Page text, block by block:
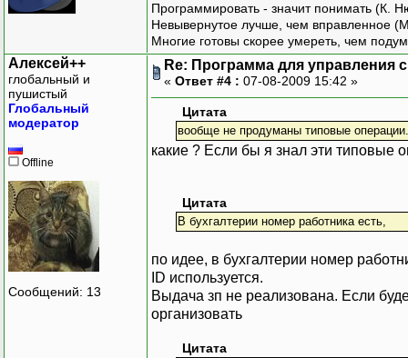
Программировать - значит понимать (К.
Невывернутое лучше, чем вправленное
Многие готовы скорее умереть, чем
Алексей++
глобальный и
пушистый
Глобальный
модератор
Offline
Сообщений: 13
Re: Программа для управления
« Ответ #4 : 07-08-2009 15:42 »
Цитата
вообще не продуманы типовые операции.
какие ? Если бы я знал эти типовые
Цитата
В бухгалтерии номер работника есть,
по идее, в бухгалтерии номер
ID используется.
Выдача зп не реализована. Если
организовать
Цитата